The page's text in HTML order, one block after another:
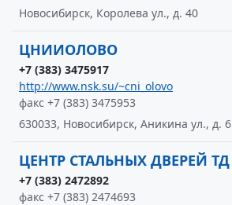
Новосибирск, Королева ул., д. 40
ЦНИИОЛОВО
+7 (383) 3475917
http://www.nsk.su/~cni_olovo
факс +7 (383) 3475953
630033, Новосибирск, Аникина ул., д. 6
ЦЕНТР СТАЛЬНЫХ ДВЕРЕЙ ТД
+7 (383) 2472892
факс +7 (383) 2474693